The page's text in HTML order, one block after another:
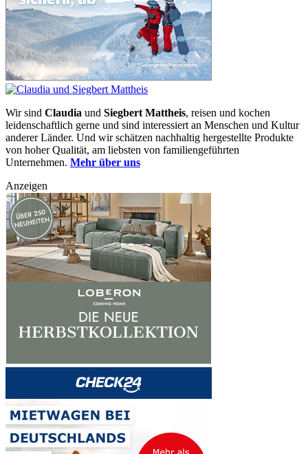
Wir sind Claudia und Siegbert Mattheis, reisen und kochen
leidenschaftlich gerne und sind interessiert an Menschen und Kultur
anderer Länder. Und wir schätzen nachhaltig hergestellte Produkte
von hoher Qualität, am liebsten von familiengeführten
Unternehmen. Mehr über uns
Anzeigen